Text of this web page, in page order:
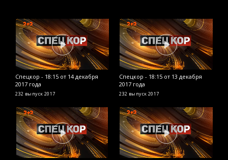
Спецкор - 18:15 от 14 декабря
2017 года
232 выпуск 2017
Спецкор - 18:15 от 13 декабря
2017 года
232 выпуск 2017